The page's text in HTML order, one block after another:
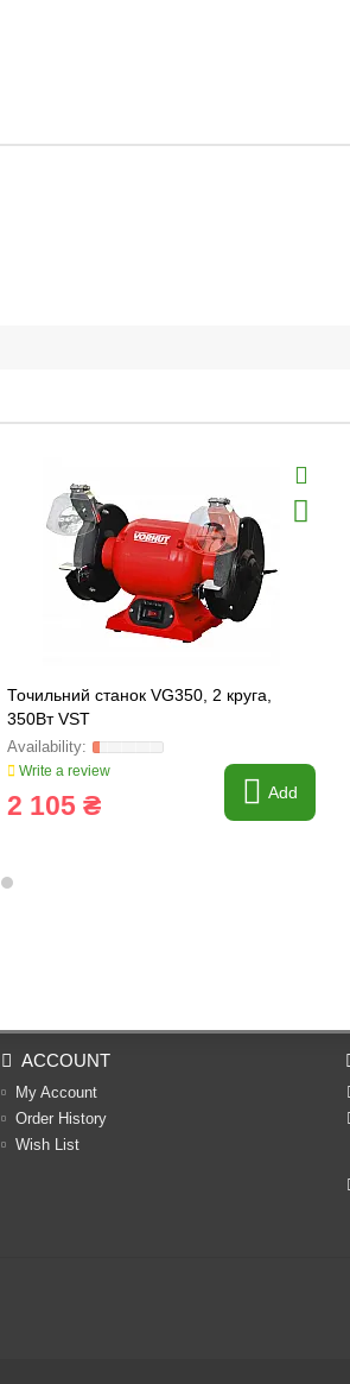
Точильний станок VG350, 2 круга,
350Вт VST
Write a review
2 105 ₴ Add
ACCOUNT
My Account
Order History
Wish List